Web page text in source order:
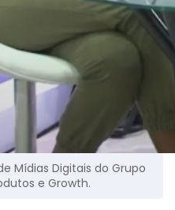
Mídias Digitais do Grupo
e Growth.